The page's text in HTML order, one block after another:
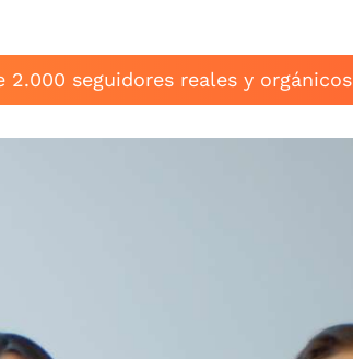
seguidores reales y orgánicos